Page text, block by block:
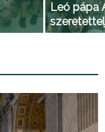
Leó pápa